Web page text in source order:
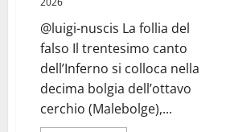
@luigi-nuscis La follia del
falso Il trentesimo canto
dell’Inferno si colloca nella
decima bolgia dell’ottavo
cerchio (Malebolge),...